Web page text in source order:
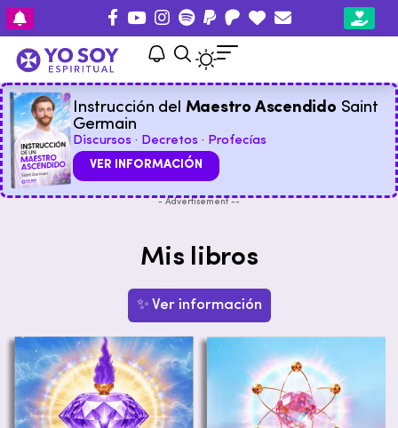
Instrucción del Maestro Ascendido Saint
Germain
Discursos · Decretos · Profecías
VER INFORMACIÓN
- Advertisement --
Mis libros
✨ Ver información